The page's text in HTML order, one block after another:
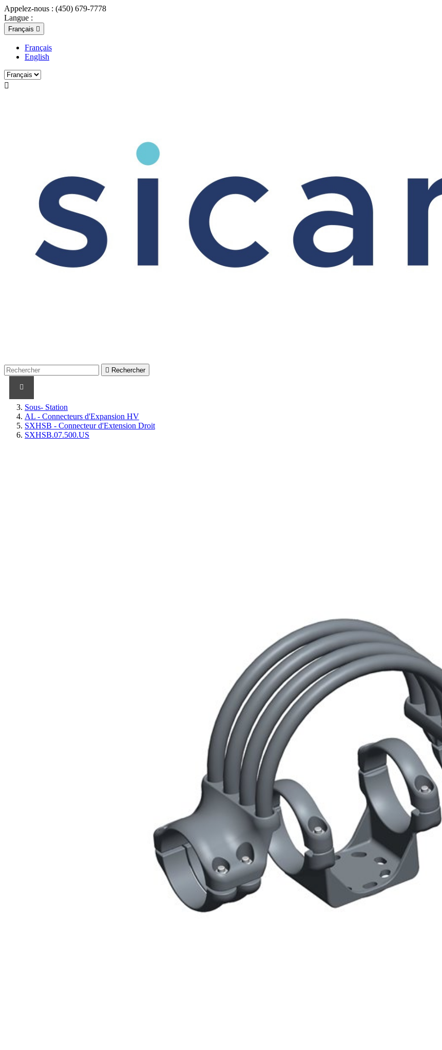
Appelez-nous : (450) 679-7778
Langue :
Français 
Français
English

 Rechercher
Sous- Station
AL - Connecteurs d'Expansion HV
SXHSB - Connecteur d'Extension Droit
SXHSB.07.500.US